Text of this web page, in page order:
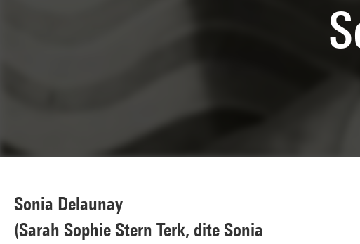
Sonia Delaunay
(Sarah Sophie Stern Terk, dite Sonia